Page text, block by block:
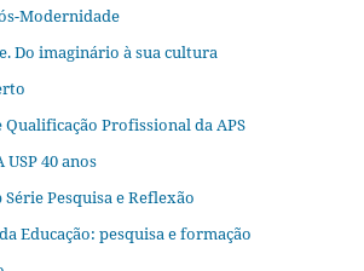
Modernidade
Do imaginário à sua cultura
Qualificação Profissional da APS
USP 40 anos
Pesquisa e Reflexão
Educação: pesquisa e formação